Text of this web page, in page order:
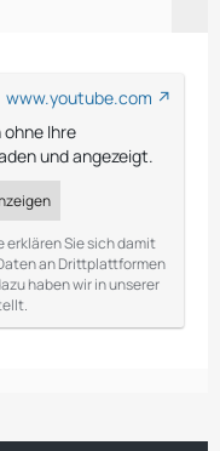
www.youtube.com
Ihre
und angezeigt.
erklären Sie sich damit
an Drittplattformen
haben wir in unserer